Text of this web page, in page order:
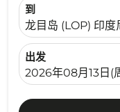
到
龙目岛 (LOP) 印度
出发
fc-booking-
2026年08月13日(